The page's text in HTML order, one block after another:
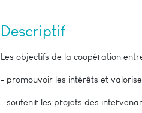
Descriptif
Les objectifs de la coopération
- promouvoir les intérêts et
- soutenir les projets des